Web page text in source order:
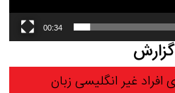
00:34
گزارش
افراد غیر انگلیسی زبان